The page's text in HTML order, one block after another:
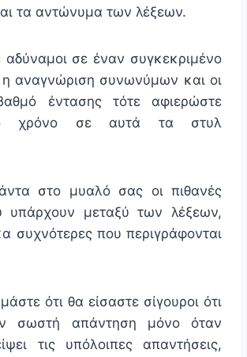
τα αντώνυμα των λέξεων.
αδύναμοι σε έναν συγκεκριμένο
αναγνώριση συνωνύμων και οι
έντασης τότε αφιερώστε
χρόνο σε αυτά τα στυλ
στο μυαλό σας οι πιθανές
υπάρχουν μεταξύ των λέξεων,
συχνότερες που περιγράφονται
ότι θα είσαστε σίγουροι ότι
σωστή απάντηση μόνο όταν
τις υπόλοιπες απαντήσεις,